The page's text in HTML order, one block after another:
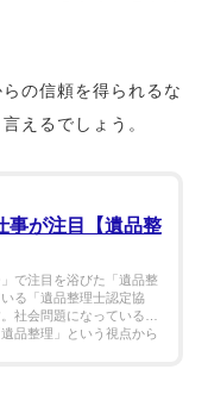
の信頼を得られるな
えるでしょう。
事が注目【遺品整
で注目を浴びた「遺品整
る「遺品整理士認定協
社会問題になっている、
品整理」という視点から